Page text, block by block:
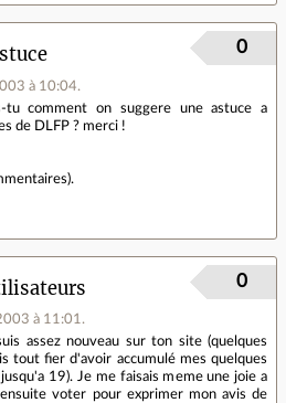
à 10:04.
0
tu comment on suggere une astuce a
de DLFP ? merci !
).
à 11:01 .
0
assez nouveau sur ton site (quelques
tout fier d'avoir accumulé mes quelques
19). Je me faisais meme une joie a
voter pour exprimer mon avis de